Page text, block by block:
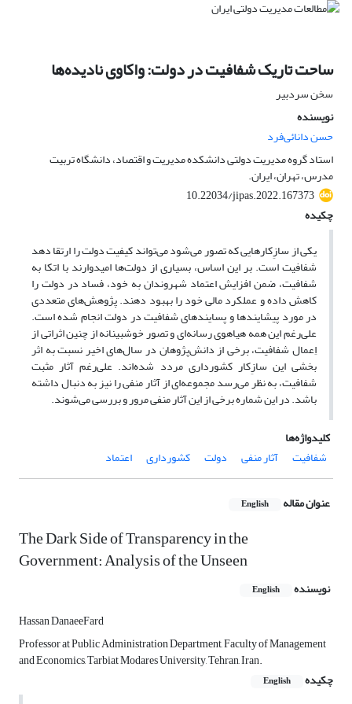
ساحت تاریک شفافیت در دولت: واکاوی نادیده‌ها
سخن سردبیر
نویسنده
حسن دانائی‌فرد
استاد گروه مدیریت دولتی دانشکده مدیریت و اقتصاد، دانشگاه تربیت
مدرس، تهران، ایران.
10.22034/jipas.2022.167373
چکیده
یکی از سازِکارهایی که تصور می‌شود می‌تواند کیفیت ‌دولت را ارتقا دهد
شفافیت است. بر ‌این اساس، بسیاری از دولت‌ها امیدوارند با اتکا به
شفافیت، ضمن افزایش اعتماد شهروندان به خود، فساد در دولت را
کاهش داده و عملکرد مالی خود را بهبود دهند. پژوهش‌های متعددی
در مورد پیشایندها و پسایندهای شفافیت در دولت انجام شده است.
علی‌رغم این همه هیاهوی رسانه‌ای و تصور خوشبینانه از چنین اثراتی از
اِعمال شفافیت، برخی از دانش‌پژوهان در سال‌های‌ اخیر نسبت به اثر
بخشی این سازِکار کشور‌داری مردد شده‌اند. علی‌رغم آثار مثبت
شفافیت، به نظر می‌رسد مجموعه‌ای از آثار منفی را نیز به دنبال داشته
باشد. در این شماره برخی از این آثار منفی مرور و بررسی می‌شوند.
کلیدواژه‌ها
شفافیت
آثار منفی دولت کشورداری اعتماد
عنوان مقاله English
The Dark Side of Transparency in the
Government: Analysis of the Unseen
نویسنده English
Hassan DanaeeFard
Professor at Public Administration Department, Faculty of Management
and Economics, Tarbiat Modares University, Tehran, Iran.
چکیده
English